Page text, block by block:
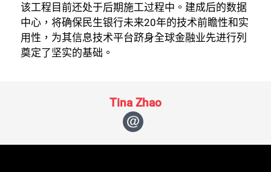
该工程目前还处于后期施工过程中。建成后的数据
中心，将确保民生银行未来20年的技术前瞻性和实
用性，为其信息技术平台跻身全球金融业先进行列
奠定了坚实的基础。
Tina Zhao